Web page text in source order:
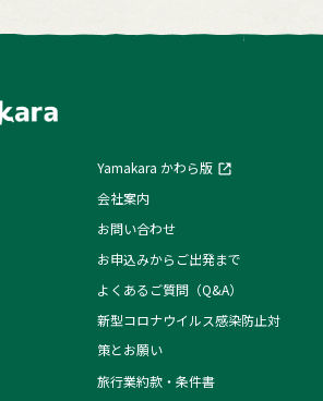
Yamakara かわら版
会社案内
お問い合わせ
お申込みからご出発まで
よくあるご質問（Q&A）
新型コロナウイルス感染防止対
策とお願い
旅行業約款・条件書